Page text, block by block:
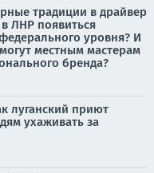
традиции в драйвер
ЛНР появиться
уровня? И
местным мастерам
бренда?
луганский приют
ухаживать за